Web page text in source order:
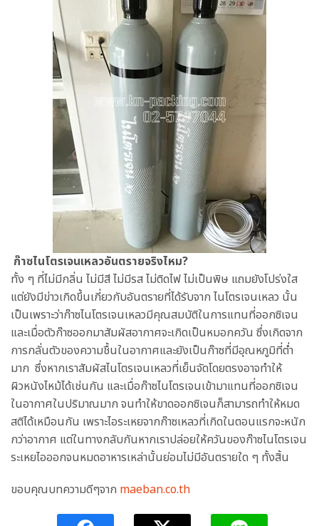
ก๊าซไนโตรเจนเหลวอันตรายจริงไหม?
ทั้ง ๆ ที่ไม่มีกลิ่น ไม่มีสี ไม่มีรส ไม่ติดไฟ ไม่เป็นพิษ แถมยังโปร่งใส
แต่ยังมีข่าวเกิดขึ้นเกี่ยวกับอันตรายที่ได้รับจาก ไนโตรเจนเหลว นั้น
เป็นเพราะว่าก๊าซไนโตรเจนเหลวมีคุณสมบัติในการแทนที่ออกซิเจน
และเมื่อตัวก๊าซออกมาสัมผัสอากาศจะเกิดเป็นหมอกควัน ซึ่งเกิดจาก
การกลั่นตัวของความชื้นในอากาศและยังเป็นก๊าซที่มีอุณหภูมิที่ต่ำ
มาก ซึ่งหากเราสัมผัสไนโตรเจนเหลวที่เย็นจัดโดยตรงอาจทำให้
ผิวหนังไหม้ได้เช่นกัน และเมื่อก๊าซไนโตรเจนเข้ามาแทนที่ออกซิเจน
ในอากาศในปริมาณมาก จนทำให้ขาดออกซิเจนก็สามารถทำให้หมด
สติได้เหมือนกัน เพราะไอระเหยจากก๊าซเหลวที่เกิดในตอนแรกจะหนัก
กว่าอากาศ แต่ในทางกลับกันหากเราปล่อยให้ควันของก๊าซไนโตรเจน
ระเหยไอออกจนหมดอาหารเหล่านั้นย่อมไม่มีอันตรายใด ๆ ทั้งสิ้น
ขอบคุณบทความดีๆจาก maeban.co.th